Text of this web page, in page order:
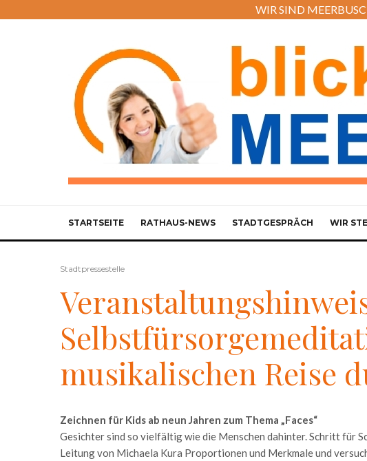
WIR SIND
STARTSEITE RATHAUS-NEWS STADTGESPRÄCH WIR
Stadtpressestelle
musikalischen Reise
Zeichnen für Kids ab neun Jahren zum Thema „Faces“
Gesichter sind so vielfältig wie die Menschen dahinter. Schritt für
Leitung von Michaela Kura Proportionen und Merkmale und